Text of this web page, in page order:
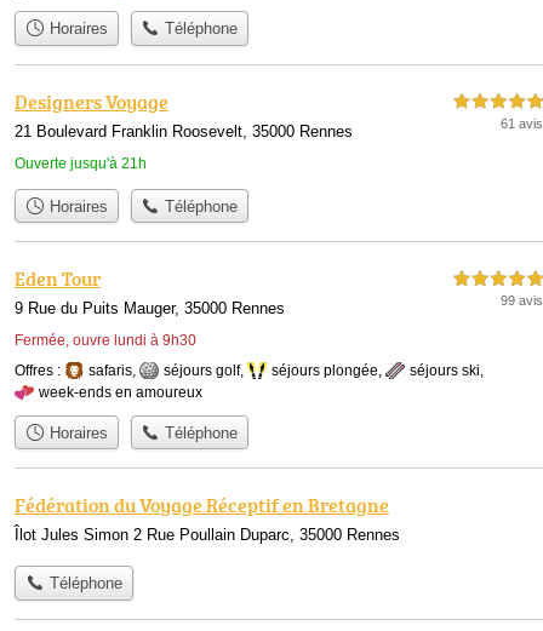
Horaires Téléphone
Designers Voyage
21 Boulevard Franklin Roosevelt, 35000 Rennes
Ouverte jusqu'à 21h
5,0 étoiles sur 5
61 avis
Horaires Téléphone
Eden Tour
9 Rue du Puits Mauger, 35000 Rennes
Fermée, ouvre lundi à 9h30
5,0 étoiles sur 5
99 avis
Offres : safaris, séjours golf, séjours plongée, séjours ski,
week-ends en amoureux
Horaires Téléphone
Fédération du Voyage Réceptif en Bretagne
Îlot Jules Simon 2 Rue Poullain Duparc, 35000 Rennes
Téléphone